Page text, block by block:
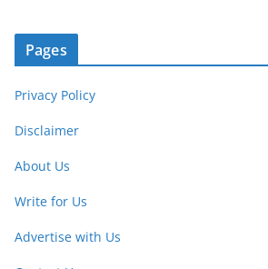
Pages
Privacy Policy
Disclaimer
About Us
Write for Us
Advertise with Us